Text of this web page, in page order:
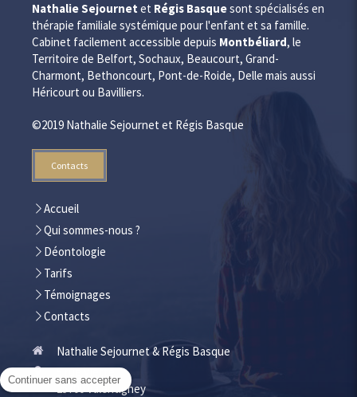
Nathalie Sejournet et Régis Basquesont spécialisés en
thérapie familiale systémique pour l'enfant et sa famille.
Cabinet facilement accessible depuis Montbéliard, le
Territoire de Belfort, Sochaux, Beaucourt, Grand-
Charmont, Bethoncourt, Pont-de-Roide, Delle mais aussi
Héricourt ou Bavilliers.
©2019 Nathalie Sejournet et Régis Basque
Contacts
Accueil
Qui sommes-nous ?
Déontologie
Tarifs
Témoignages
Contacts
Nathalie Sejournet & Régis Basque
5 rue Viette
25700Valentigney
Continuer sans accepter